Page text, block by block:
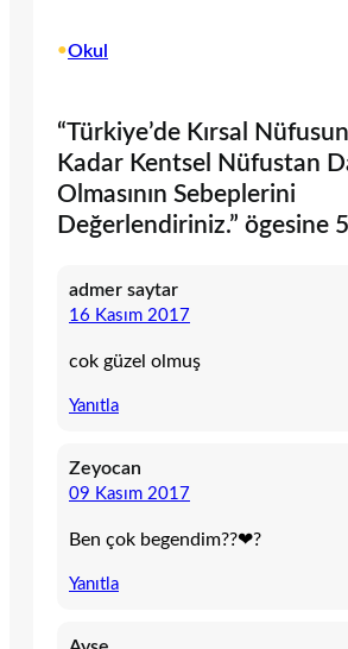
•Okul
“Türkiye’de Kırsal
Kadar Kentsel Nüfustan
Olmasının Sebeplerini
Değerlendiriniz.” ögesine
admer saytar
16 Kasım 2017
cok güzel olmuş
Yanıtla
Zeyocan
09 Kasım 2017
Ben çok begendim??❤?
Yanıtla